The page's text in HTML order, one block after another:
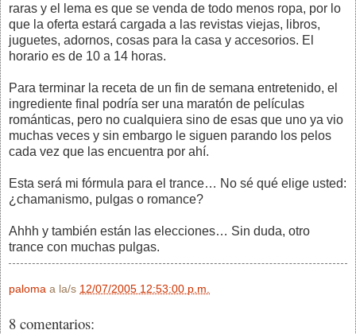
raras y el lema es que se venda de todo menos ropa, por lo
que la oferta estará cargada a las revistas viejas, libros,
juguetes, adornos, cosas para la casa y accesorios. El
horario es de 10 a 14 horas.
Para terminar la receta de un fin de semana entretenido, el
ingrediente final podría ser una maratón de películas
románticas, pero no cualquiera sino de esas que uno ya vio
muchas veces y sin embargo le siguen parando los pelos
cada vez que las encuentra por ahí.
Esta será mi fórmula para el trance… No sé qué elige usted:
¿chamanismo, pulgas o romance?
Ahhh y también están las elecciones… Sin duda, otro
trance con muchas pulgas.
paloma a la/s 12/07/2005 12:53:00 p.m.
8 comentarios: